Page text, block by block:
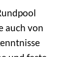
auch von